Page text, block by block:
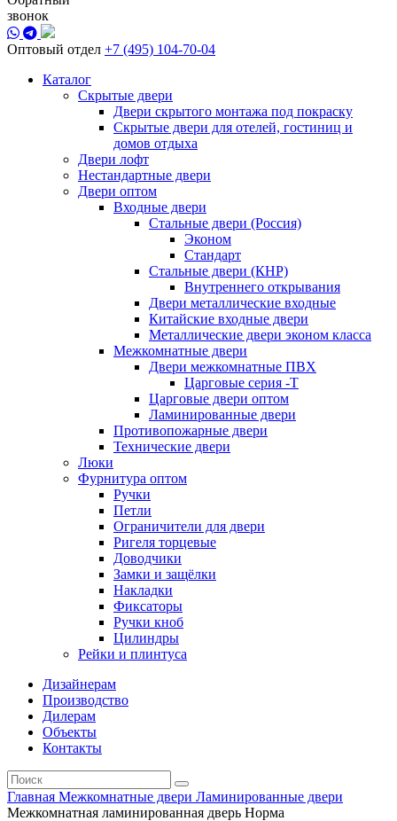
звонок
Оптовый отдел +7 (495) 104-70-04
Каталог
Скрытые двери
Двери скрытого монтажа под покраску
Скрытые двери для отелей, гостиниц и
домов отдыха
Двери лофт
Нестандартные двери
Двери оптом
Входные двери
Стальные двери (Россия)
Эконом
Стандарт
Стальные двери (КНР)
Внутреннего открывания
Двери металлические входные
Китайские входные двери
Металлические двери эконом класса
Межкомнатные двери
Двери межкомнатные ПВХ
Царговые серия -Т
Царговые двери оптом
Ламинированные двери
Противопожарные двери
Технические двери
Люки
Фурнитура оптом
Ручки
Петли
Ограничители для двери
Ригеля торцевые
Доводчики
Замки и защёлки
Накладки
Фиксаторы
Ручки кноб
Цилиндры
Рейки и плинтуса
Дизайнерам
Производство
Дилерам
Объекты
Контакты
Главная Межкомнатные двери Ламинированные двери
Межкомнатная ламинированная дверь Норма